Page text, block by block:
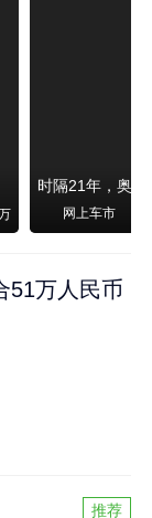
网上车市
51万人民币
推荐